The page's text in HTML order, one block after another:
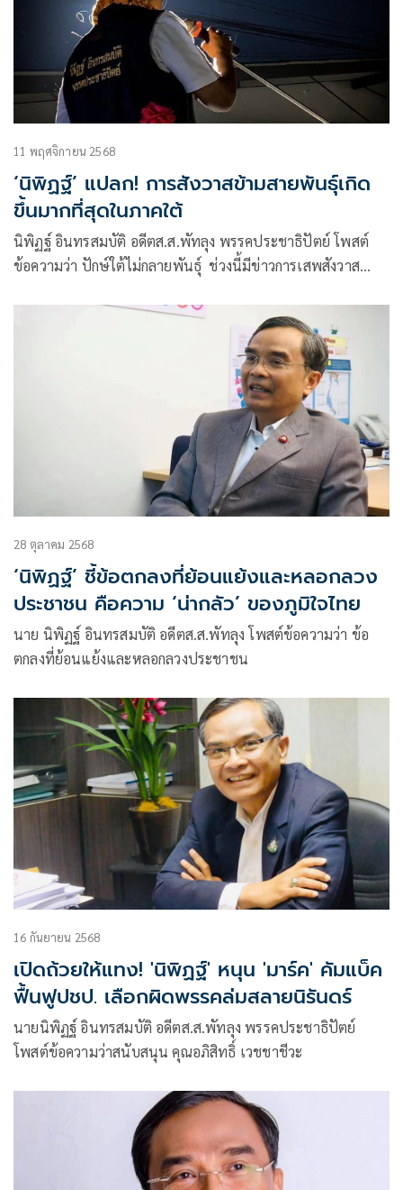
11 พฤศจิกายน 2568
‘นิพิฏฐ์’ แปลก! การสังวาสข้ามสายพันธุ์เกิด
ขึ้นมากที่สุดในภาคใต้
นิพิฏฐ์ อินทรสมบัติ อดีตส.ส.พัทลุง พรรคประชาธิปัตย์ โพสต์
ข้อความว่า ปักษ์ใต้ไม่กลายพันธุ์ ช่วงนี้มีข่าวการเสพสังวาส
28 ตุลาคม 2568
‘นิพิฏฐ์’ ชี้ข้อตกลงที่ย้อนแย้งและหลอกลวง
ประชาชน คือความ ‘น่ากลัว’ ของภูมิใจไทย
นาย นิพิฏฐ์ อินทรสมบัติ อดีตส.ส.พัทลุง โพสต์ข้อความว่า ข้อ
ตกลงที่ย้อนแย้งและหลอกลวงประชาชน
16 กันยายน 2568
เปิดถ้วยให้แทง! 'นิพิฏฐ์' หนุน 'มาร์ค' คัมแบ็ค
ฟื้นฟูปชป. เลือกผิดพรรคล่มสลายนิรันดร์
นายนิพิฏฐ์ อินทรสมบัติ อดีตส.ส.พัทลุง พรรคประชาธิปัตย์
โพสต์ข้อความว่าสนับสนุน คุณอภิสิทธิ์ เวชชาชีวะ